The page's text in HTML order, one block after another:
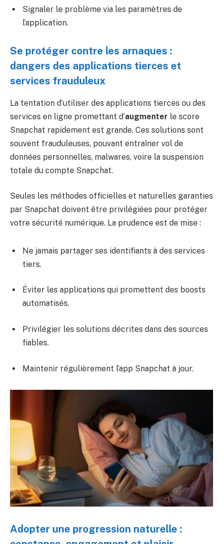
Signaler le problème via les paramètres de
l’application.
Se protéger contre les arnaques :
dangers des applications tierces et
services frauduleux
La tentation d’utiliser des applications tierces ou des
services en ligne promettant d’augmenter le score
Snapchat rapidement est grande. Ces solutions sont
souvent frauduleuses, pouvant entraîner vol de
données personnelles, malwares, voire la suspension
totale du compte Snapchat.
Seules les méthodes officielles et naturelles garanties
par Snapchat doivent être privilégiées pour protéger
votre sécurité numérique. La prudence est de mise :
Ne jamais partager ses identifiants à des services
tiers.
Éviter les applications qui promettent des boosts
automatisés.
Privilégier les solutions décrites dans des sources
fiables.
Maintenir régulièrement l’app Snapchat à jour.
Adopter une progression naturelle :